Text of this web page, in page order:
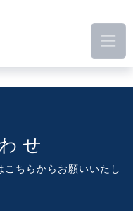
せ
ちらからお願いいたし